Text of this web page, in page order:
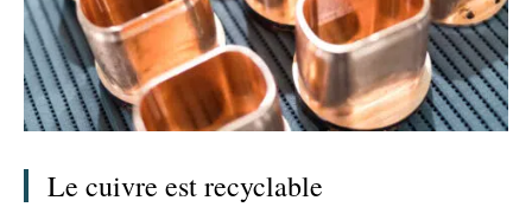
Le cuivre est recyclable